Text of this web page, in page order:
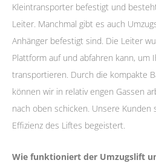
Kleintransporter befestigt und
Leiter. Manchmal gibt es auch
Anhänger befestigt sind. Die Leiter
Plattform auf und abfahren kann, um
transportieren. Durch die kompakte
können wir in relativ engen Gassen
nach oben schicken. Unsere Kunden
Effizienz des Liftes begeistert.
Wie funktioniert der Umzugslift